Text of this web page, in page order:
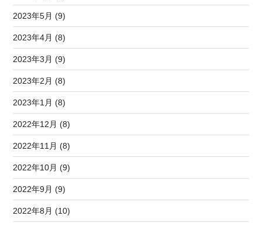
2023年5月 (9)
2023年4月 (8)
2023年3月 (9)
2023年2月 (8)
2023年1月 (8)
2022年12月 (8)
2022年11月 (8)
2022年10月 (9)
2022年9月 (9)
2022年8月 (10)